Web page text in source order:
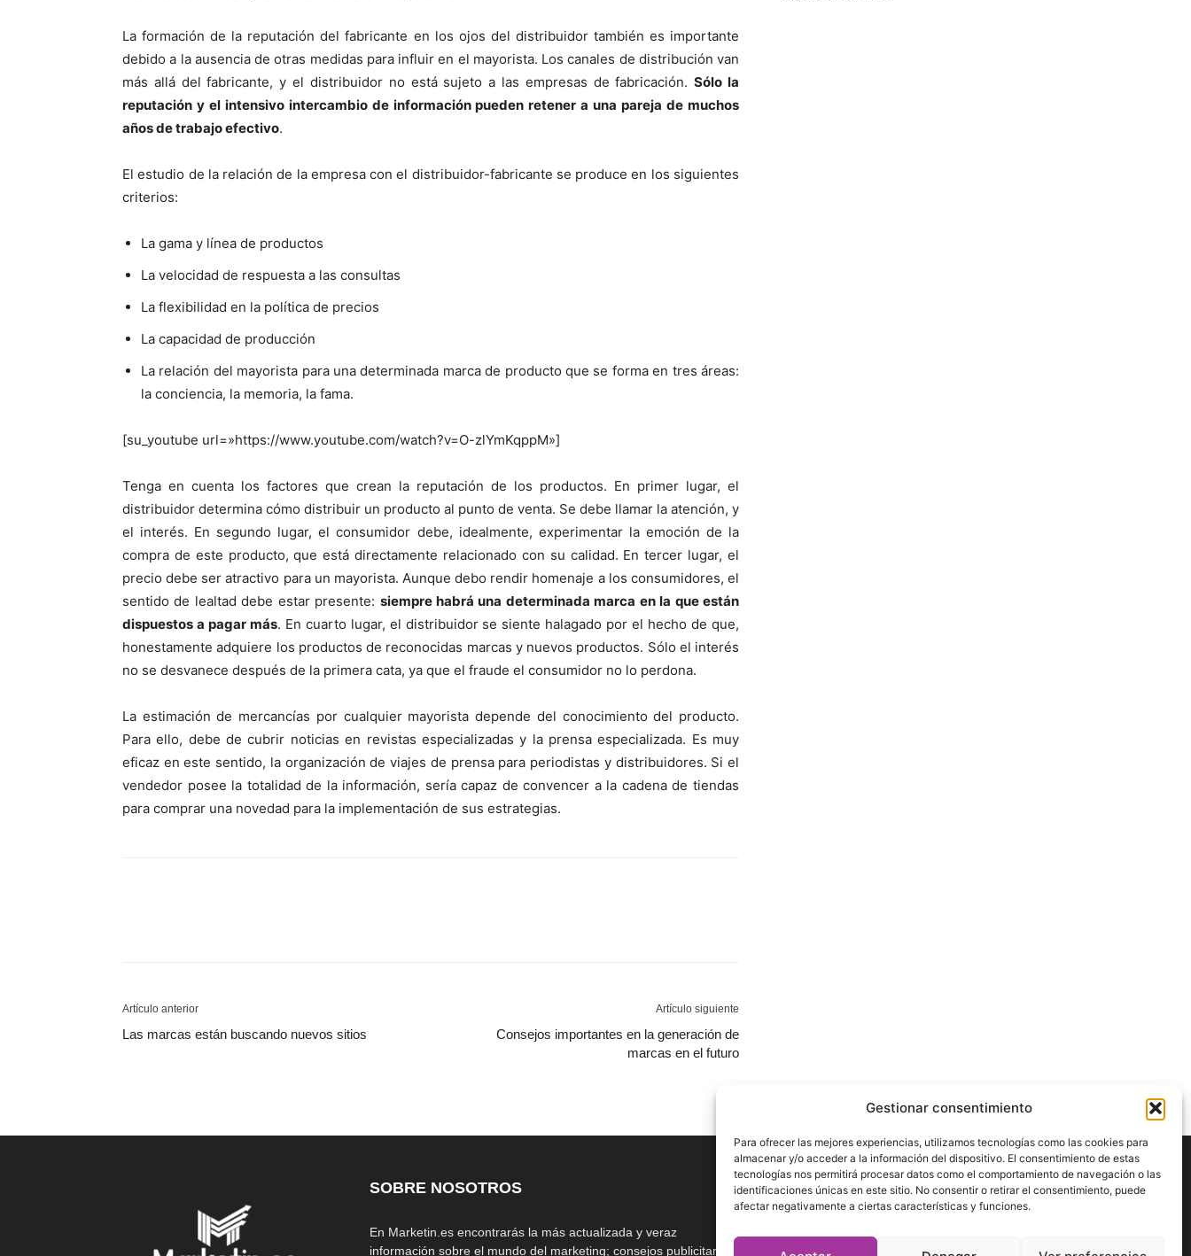
Gestionar consentimiento
Para ofrecer las mejores experiencias, utilizamos tecnologías como las cookies para
almacenar y/o acceder a la información del dispositivo. El consentimiento de estas
tecnologías nos permitirá procesar datos como el comportamiento de navegación o las
identificaciones únicas en este sitio. No consentir o retirar el consentimiento, puede
afectar negativamente a ciertas características y funciones.
La formación de la reputación del fabricante en los ojos del distribuidor también es importante
debido a la ausencia de otras medidas para influir en el mayorista. Los canales de distribución van
más allá del fabricante, y el distribuidor no está sujeto a las empresas de fabricación.Sólo la
reputación y el intensivo intercambio de información pueden retener a una pareja de muchos
años de trabajo efectivo.
El estudio de la relación de la empresa con el distribuidor-fabricante se produce en los siguientes
criterios:
La gama y línea de productos
La velocidad de respuesta a las consultas
La flexibilidad en la política de precios
La capacidad de producción
La relación del mayorista para una determinada marca de producto que se forma en tres áreas:
la conciencia, la memoria, la fama.
[su_youtube url=»https://www.youtube.com/watch?v=O-zlYmKqppM»]
Tenga en cuenta los factores que crean la reputación de los productos. En primer lugar, el
distribuidor determina cómo distribuir un producto al punto de venta. Se debe llamar la atención, y
el interés. En segundo lugar, el consumidor debe, idealmente, experimentar la emoción de la
compra de este producto, que está directamente relacionado con su calidad. En tercer lugar, el
precio debe ser atractivo para un mayorista. Aunque debo rendir homenaje a los consumidores, el
sentido de lealtad debe estar presente: siempre habrá una determinada marca en la que están
dispuestos a pagar más. En cuarto lugar, el distribuidor se siente halagado por el hecho de que,
honestamente adquiere los productos de reconocidas marcas y nuevos productos. Sólo el interés
no se desvanece después de la primera cata, ya que el fraude el consumidor no lo perdona.
La estimación de mercancías por cualquier mayorista depende del conocimiento del producto.
Para ello, debe de cubrir noticias en revistas especializadas y la prensa especializada. Es muy
eficaz en este sentido, la organización de viajes de prensa para periodistas y distribuidores. Si el
vendedor posee la totalidad de la información, sería capaz de convencer a la cadena de tiendas
para comprar una novedad para la implementación de sus estrategias.
Artículo anterior
Las marcas están buscando nuevos sitios
Artículo siguiente
Consejos importantes en la generación de
marcas en el futuro
SOBRE NOSOTROS
En Marketin.es encontrarás la más actualizada y veraz
información sobre el mundo del marketing; consejos publicitarios,
SÍGUENOS